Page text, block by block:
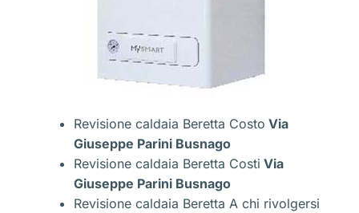
Revisione caldaia Beretta Costo Via
Giuseppe Parini Busnago
Revisione caldaia Beretta Costi Via
Giuseppe Parini Busnago
Revisione caldaia Beretta A chi rivolgersi